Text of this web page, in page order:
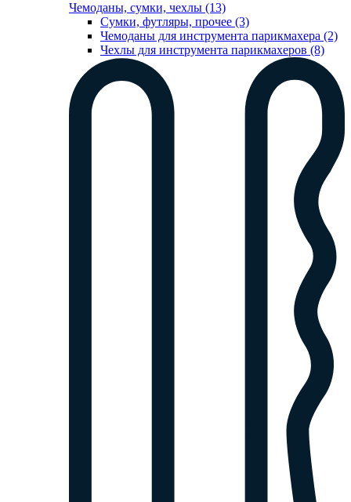
Чемоданы, сумки, чехлы (13)
Сумки, футляры, прочее (3)
Чемоданы для инструмента парикмахера (2)
Чехлы для инструмента парикмахеров (8)